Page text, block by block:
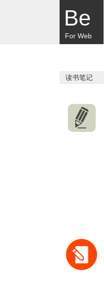
Be
For Web
读书笔记